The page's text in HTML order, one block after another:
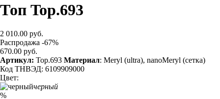
Топ Top.693
2 010.00 руб.
Распродажа -67%
670.00 руб.
Артикул: Top.693 Материал: Meryl (ultra), nanoMeryl (сетка)
Код ТНВЭД: 6109909000
Цвет:
черный
%